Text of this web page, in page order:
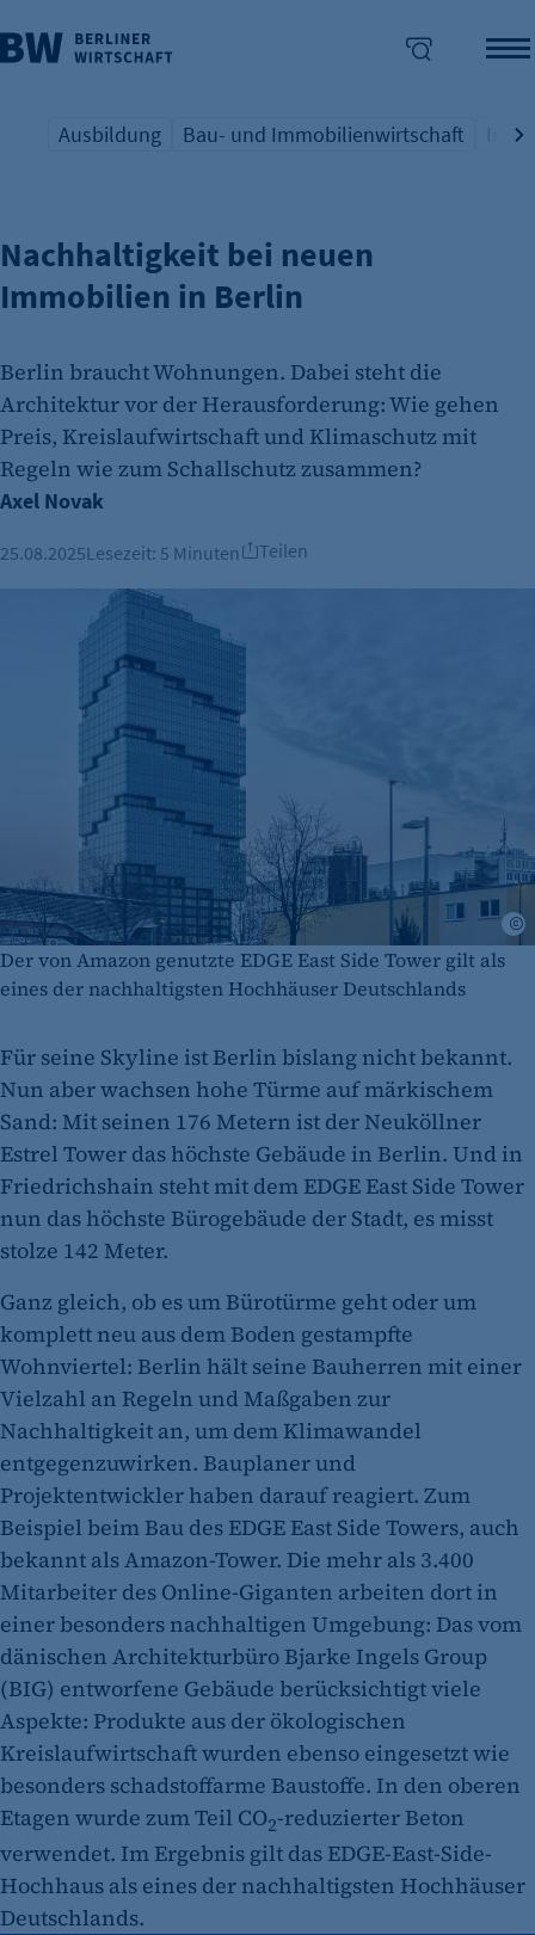
überspringen
Übersicht Schlagwort
Ausbildung
Übersicht Schlagwort
Bau- und Immobilienwirtschaft
GRÜNES BAUEN
Nachhaltigkeit bei neuen
Immobilien in Berlin
Berlin braucht Wohnungen. Dabei steht die
Architektur vor der Herausforderung: Wie gehen
Preis, Kreislaufwirtschaft und Klimaschutz mit
Regeln wie zum Schallschutz zusammen?
Axel Novak
25.08.2025Lesezeit: 5 Minuten Teilen
Der von Amazon genutzte EDGE East Side Tower gilt als
eines der nachhaltigsten Hochhäuser Deutschlands
Für seine Skyline ist Berlin bislang nicht bekannt.
Nun aber wachsen hohe Türme auf märkischem
Sand: Mit seinen 176 Metern ist der Neuköllner
Estrel Tower das höchste Gebäude in Berlin. Und in
Friedrichshain steht mit dem EDGE East Side Tower
nun das höchste Bürogebäude der Stadt, es misst
stolze 142 Meter.
Ganz gleich, ob es um Bürotürme geht oder um
komplett neu aus dem Boden gestampfte
Wohnviertel: Berlin hält seine Bauherren mit einer
Vielzahl an Regeln und Maßgaben zur
Nachhaltigkeit an, um dem Klimawandel
entgegenzuwirken. Bauplaner und
Projektentwickler haben darauf reagiert. Zum
Beispiel beim Bau des EDGE East Side Towers, auch
bekannt als Amazon-Tower. Die mehr als 3.400
Mitarbeiter des Online-Giganten arbeiten dort in
einer besonders nachhaltigen Umgebung: Das vom
dänischen Architekturbüro Bjarke Ingels Group
(BIG) entworfene Gebäude berücksichtigt viele
Aspekte: Produkte aus der ökologischen
Kreislaufwirtschaft wurden ebenso eingesetzt wie
besonders schadstoffarme Baustoffe. In den oberen
Etagen wurde zum Teil CO2-reduzierter Beton
verwendet. Im Ergebnis gilt das EDGE-East-Side-
Hochhaus als eines der nachhaltigsten Hochhäuser
Deutschlands.